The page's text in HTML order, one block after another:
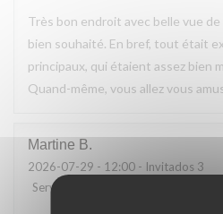
Très bon endroit avec belle vue de
bien souhaité. En bref, tout était
principaux, qui étaient assez bien
Quand-même, vous allez vous
Martine B
2026-07-29 - 12:00 - Invitados 3
Servicio